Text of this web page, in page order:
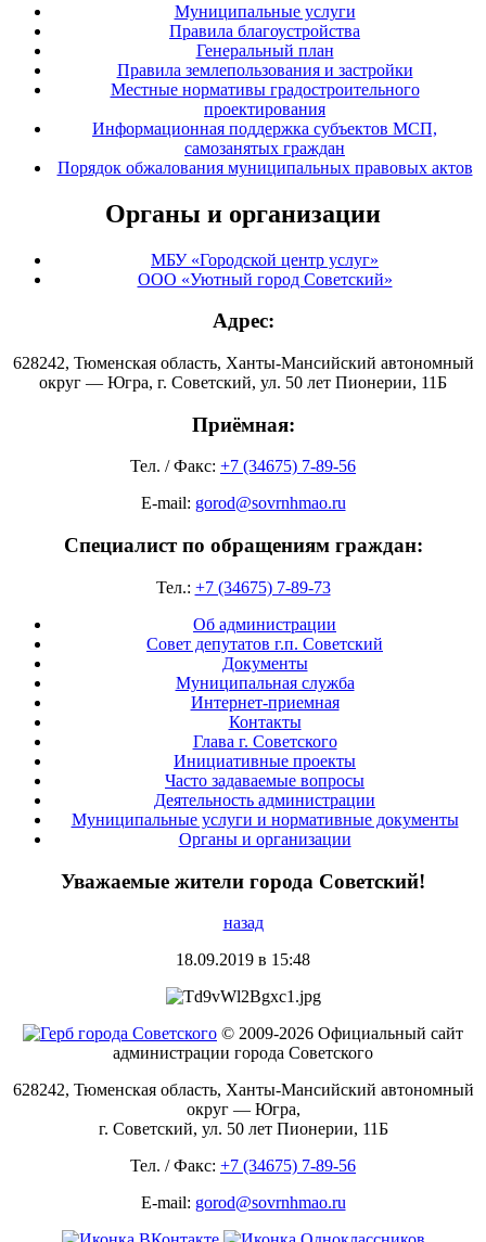
Муниципальные услуги
Правила благоустройства
Генеральный план
Правила землепользования и застройки
Местные нормативы градостроительного
проектирования
Информационная поддержка субъектов МСП,
самозанятых граждан
Порядок обжалования муниципальных правовых актов
Органы и организации
МБУ «Городской центр услуг»
ООО «Уютный город Советский»
Адрес:
628242, Тюменская область, Ханты-Мансийский автономный
округ — Югра, г. Советский, ул. 50 лет Пионерии, 11Б
Приёмная:
Тел. / Факс: +7 (34675) 7-89-56
E-mail: gorod@sovrnhmao.ru
Специалист по обращениям граждан:
Тел.: +7 (34675) 7-89-73
Об администрации
Совет депутатов г.п. Советский
Документы
Муниципальная служба
Интернет-приемная
Контакты
Глава г. Советского
Инициативные проекты
Часто задаваемые вопросы
Деятельность администрации
Муниципальные услуги и нормативные документы
Органы и организации
Уважаемые жители города Советский!
назад
18.09.2019 в 15:48
© 2009-2026 Официальный сайт
администрации города Советского
628242, Тюменская область, Ханты-Мансийский автономный
округ — Югра,
г. Советский, ул. 50 лет Пионерии, 11Б
Тел. / Факс: +7 (34675) 7-89-56
E-mail: gorod@sovrnhmao.ru